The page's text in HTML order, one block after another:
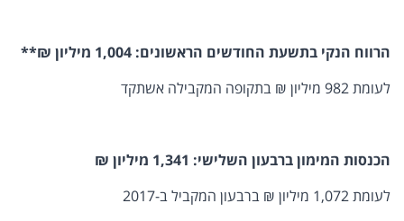
הרווח הנקי בתשעת החודשים הראשונים: 1,004 מיליון ₪
**
לעומת 982 מיליון ₪ בתקופה המקבילה אשתקד
הכנסות המימון ברבעון השלישי: 1,341 מיליון ₪
לעומת 1,072 מיליון ₪ ברבעון המקביל ב-2017